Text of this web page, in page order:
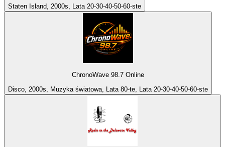
Staten Island, 2000s, Lata 20-30-40-50-60-ste
ChronoWave 98.7 Online
Disco, 2000s, Muzyka światowa, Lata 80-te, Lata 20-30-40-50-60-ste